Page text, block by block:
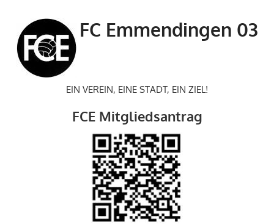
springen
FC Emmendingen 03
EIN VEREIN, EINE STADT, EIN ZIEL!
FCE Mitgliedsantrag